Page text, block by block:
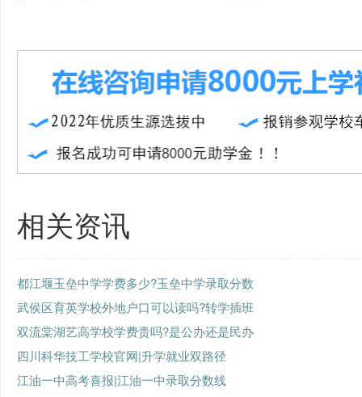
相关资讯
都江堰玉垒中学学费多少?玉垒中学录取分数
武侯区育英学校外地户口可以读吗?转学插班
双流棠湖艺高学校学费贵吗?是公办还是民办
四川科华技工学校官网|升学就业双路径
江油一中高考喜报|江油一中录取分数线